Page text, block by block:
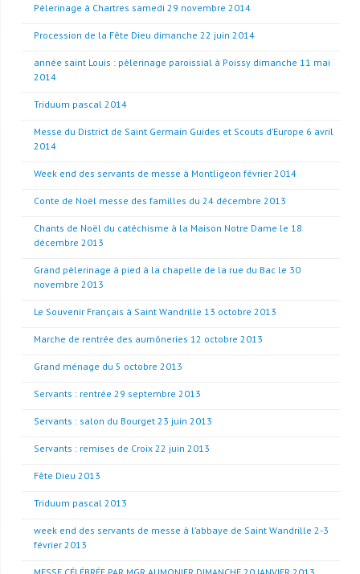
Pèlerinage à Chartres samedi 29 novembre 2014
Procession de la Fête Dieu dimanche 22 juin 2014
année saint Louis : pèlerinage paroissial à Poissy dimanche 11 mai
2014
Triduum pascal 2014
Messe du District de Saint Germain Guides et Scouts d’Europe 6 avril
2014
Week end des servants de messe à Montligeon février 2014
Conte de Noël messe des familles du 24 décembre 2013
Chants de Noël du catéchisme à la Maison Notre Dame le 18
décembre 2013
Grand pèlerinage à pied à la chapelle de la rue du Bac le 30
novembre 2013
Le Souvenir Français à Saint Wandrille 13 octobre 2013
Marche de rentrée des aumôneries 12 octobre 2013
Grand ménage du 5 octobre 2013
Servants : rentrée 29 septembre 2013
Servants : salon du Bourget 23 juin 2013
Servants : remises de Croix 22 juin 2013
Fête Dieu 2013
Triduum pascal 2013
week end des servants de messe à l’abbaye de Saint Wandrille 2-3
février 2013